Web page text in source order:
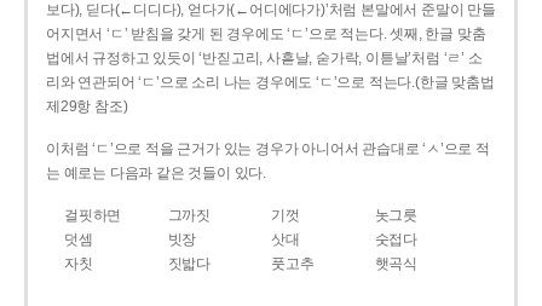
보다), 딛다(←디디다), 얻다가(←어디에다가)’처럼 본말에서 준말이 만들
어지면서 ‘ㄷ’ 받침을 갖게 된 경우에도 ‘ㄷ’으로 적는다. 셋째, 한글 맞춤
법에서 규정하고 있듯이 ‘반짇고리, 사흗날, 숟가락, 이튿날’처럼 ‘ㄹ’ 소
리와 연관되어 ‘ㄷ’으로 소리 나는 경우에도 ‘ㄷ’으로 적는다.(한글 맞춤법
제29항 참조)
이처럼 ‘ㄷ’으로 적을 근거가 있는 경우가 아니어서 관습대로 ‘ㅅ’으로 적
는 예로는 다음과 같은 것들이 있다.
걸핏하면 그까짓 기껏
놋그릇
덧셈
빗장 삿대
숫접다
자칫
짓밟다 풋고추 햇곡식